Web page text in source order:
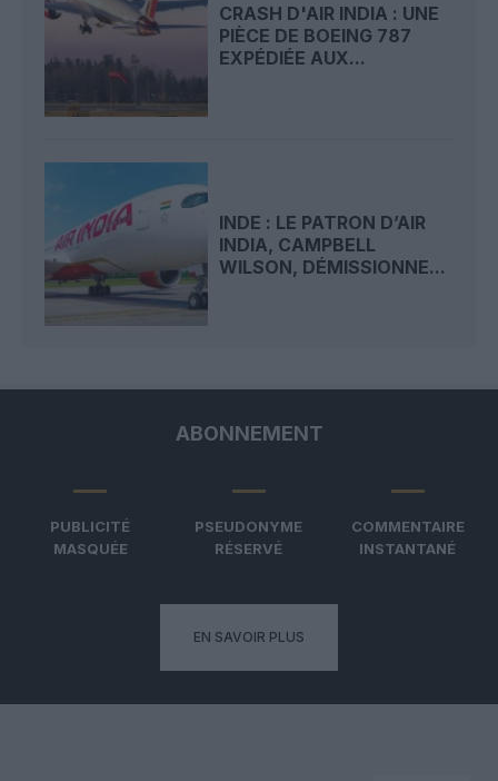
CRASH D'AIR INDIA : UNE
PIÈCE DE BOEING 787
EXPÉDIÉE AUX...
INDE : LE PATRON D’AIR
INDIA, CAMPBELL
WILSON, DÉMISSIONNE...
ABONNEMENT
PUBLICITÉ
MASQUÉE
PSEUDONYME
RÉSERVÉ
COMMENTAIRE
INSTANTANÉ
EN SAVOIR PLUS